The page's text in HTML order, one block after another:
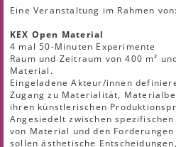
Eine Veranstaltung im Rahmen von:
KEX Open Material
4 mal 50-Minuten Experimente
Raum und Zeitraum von 400 m²
Material.
Eingeladene Akteur/innen
Zugang zu Materialität,
ihren künstlerischen
Angesiedelt zwischen
von Material und den
sollen ästhetische